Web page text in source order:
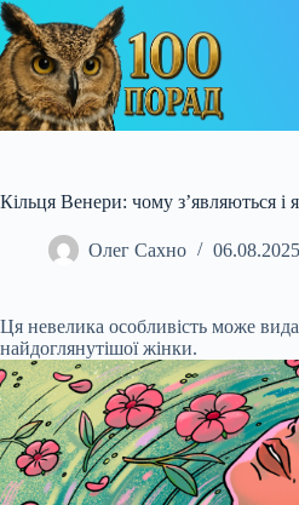
Перейти
до
вмісту
Кільця Венери: чому з’являються і
Олег Сахно 06.08.2025
Ця невелика особливість може
найдоглянутішої жінки.